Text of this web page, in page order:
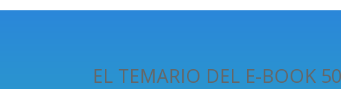
EL TEMARIO DEL E-BOOK